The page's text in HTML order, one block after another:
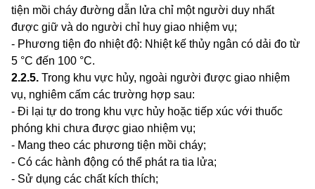
tiện mồi cháy đường dẫn lửa chỉ một người duy nhất
được giữ và do người chỉ huy giao nhiệm vụ;
- Phương tiện đo nhiệt độ: Nhiệt kế thủy ngân có dải đo từ
5 °C đến 100 °C.
2.2.5. Trong khu vực hủy, ngoài người được giao nhiệm
vụ, nghiêm cấm các trường hợp sau:
- Đi lại tự do trong khu vực hủy hoặc tiếp xúc với thuốc
phóng khi chưa được giao nhiệm vụ;
- Mang theo các phương tiện mồi cháy;
- Có các hành động có thể phát ra tia lửa;
- Sử dụng các chất kích thích;